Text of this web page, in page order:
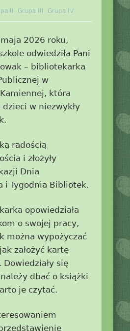
II Grupa III Grupa IV
2026 roku,
odwiedziła Pani
– bibliotekarka
w
która
dzieci w niezwykły
radością
i złożyły
Dnia
i Tygodnia Bibliotek.
opowiedziała
o swojej pracy,
można wypożyczać
założyć kartę
się
dbać o książki
je czytać.